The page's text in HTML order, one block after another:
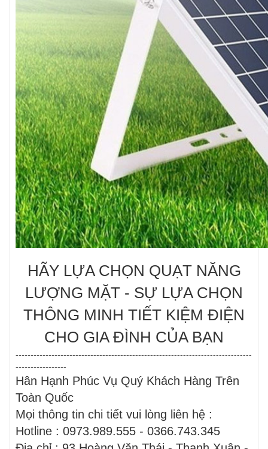
HÃY LỰA CHỌN QUẠT NĂNG
LƯỢNG MẶT - SỰ LỰA CHỌN
THÔNG MINH TIẾT KIỆM ĐIỆN
CHO GIA ĐÌNH CỦA BẠN
-------------------------------------------------------------------------------
-----------------
Hân Hạnh Phúc Vụ Quý Khách Hàng Trên
Toàn Quốc
Mọi thông tin chi tiết vui lòng liên hệ :
Hotline : 0973.989.555 - 0366.743.345